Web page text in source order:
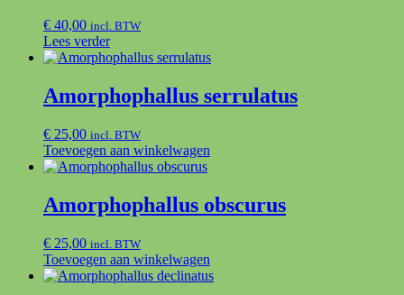
€ 40,00 incl. BTW
Lees verder
Amorphophallus serrulatus
€ 25,00 incl. BTW
Toevoegen aan winkelwagen
Amorphophallus obscurus
€ 25,00 incl. BTW
Toevoegen aan winkelwagen